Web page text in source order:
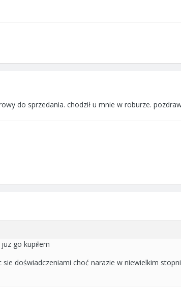
do sprzedania. chodził u mnie w roburze.
go kupiłem
doświadczeniami choć narazie w niewielkim